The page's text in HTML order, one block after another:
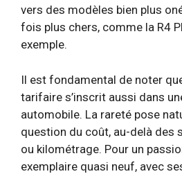
vers des modèles bien plus
fois plus chers, comme la R4
exemple.
Il est fondamental de noter
tarifaire s’inscrit aussi dans
automobile. La rareté pose
question du coût, au-delà des
ou kilométrage. Pour un
exemplaire quasi neuf, avec